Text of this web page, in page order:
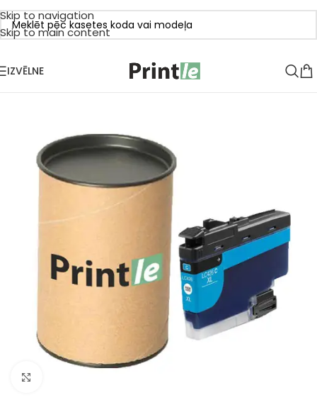
Skip to navigation
Skip to main content
IZVĒLNE